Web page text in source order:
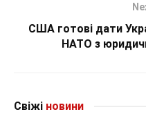
США готові дати
НАТО з
Свіжі новини